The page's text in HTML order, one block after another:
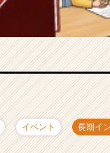
イベント 長期イ